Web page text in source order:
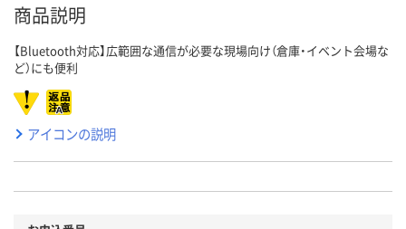
商品説明
【Bluetooth対応】広範囲な通信が必要な現場向け（倉庫・イベント会場な
ど）にも便利
アイコンの説明